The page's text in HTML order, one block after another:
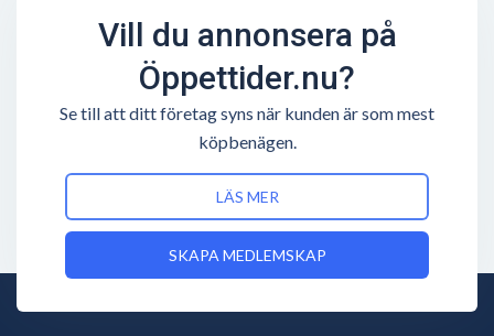
Vill du annonsera på
Öppettider.nu?
Se till att ditt företag syns när kunden är som mest
köpbenägen.
LÄS MER
SKAPA MEDLEMSKAP